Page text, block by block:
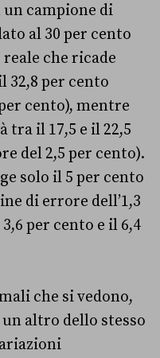
campione di
al 30 per cento
che ricade
32,8 per cento
cento), mentre
tra il 17,5 e il 22,5
del 2,5 per cento).
solo il 5 per cento
di errore dell’1,3
per cento e il 6,4
che si vedono,
altro dello stesso